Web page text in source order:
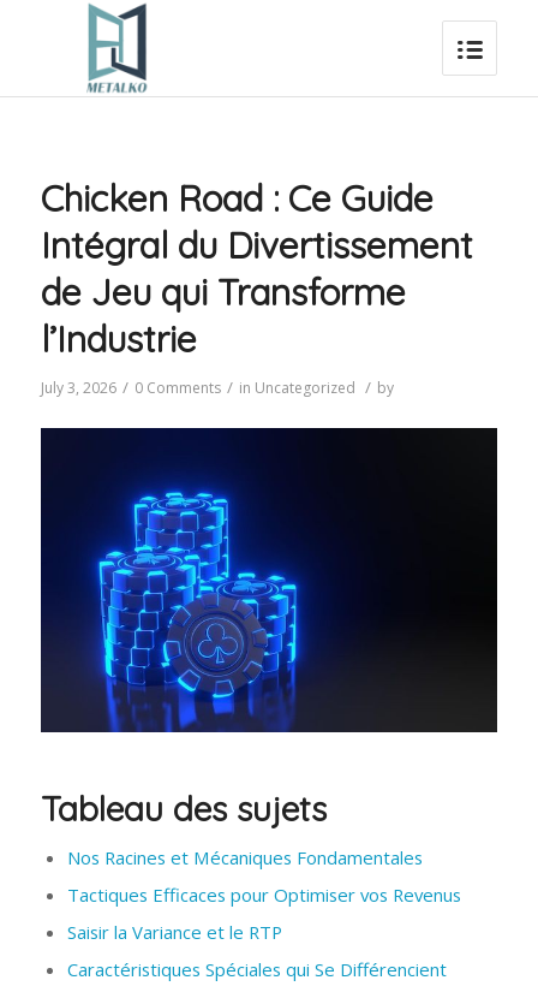
Chicken Road : Ce Guide
Intégral du Divertissement
de Jeu qui Transforme
l’Industrie
July 3, 2026 / 0 Comments / in Uncategorized / by
Tableau des sujets
Nos Racines et Mécaniques Fondamentales
Tactiques Efficaces pour Optimiser vos Revenus
Saisir la Variance et le RTP
Caractéristiques Spéciales qui Se Différencient